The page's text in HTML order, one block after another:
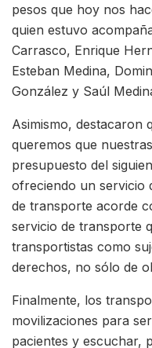
pesos que hoy nos
quien estuvo
Carrasco, Enrique
Esteban Medina,
González y Saúl
Asimismo, destacaron
queremos que
presupuesto del
ofreciendo un servicio
de transporte acorde
servicio de transporte
transportistas como
derechos, no sólo de
Finalmente, los
movilizaciones para
pacientes y escuchar,